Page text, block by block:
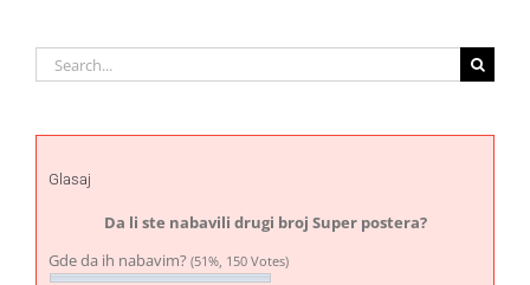
Search
for:
Glasaj
Da li ste nabavili drugi broj Super postera?
Gde da ih nabavim? (51%, 150 Votes)